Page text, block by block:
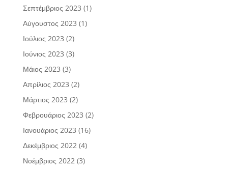
Σεπτέμβριος 2023 (1)
Αύγουστος 2023 (1)
Ιούλιος 2023 (2)
Ιούνιος 2023 (3)
Μάιος 2023 (3)
Απρίλιος 2023 (2)
Μάρτιος 2023 (2)
Φεβρουάριος 2023 (2)
Ιανουάριος 2023 (16)
Δεκέμβριος 2022 (4)
Νοέμβριος 2022 (3)